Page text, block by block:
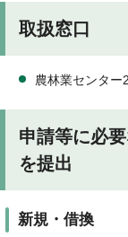
取扱窓口
農林業センター
申請等に必
を提出
新規・借換